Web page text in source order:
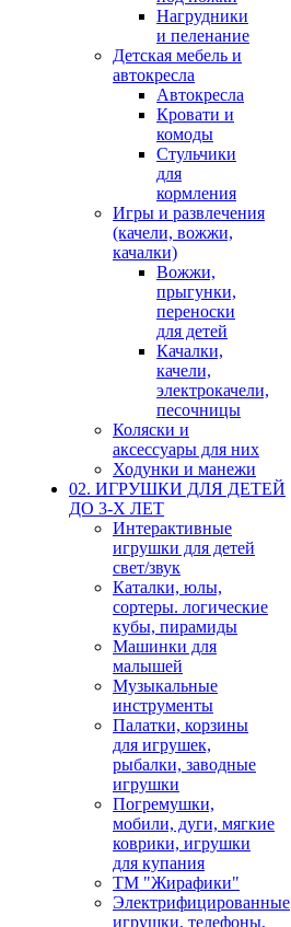
Нагрудники
и пеленание
Детская мебель и
автокресла
Автокресла
Кровати и
комоды
Стульчики
для
кормления
Игры и развлечения
(качели, вожжи,
качалки)
Вожжи,
прыгунки,
переноски
для детей
Качалки,
качели,
электрокачели,
песочницы
Коляски и
аксессуары для них
Ходунки и манежи
02. ИГРУШКИ ДЛЯ ДЕТЕЙ
ДО 3-Х ЛЕТ
Интерактивные
игрушки для детей
свет/звук
Каталки, юлы,
сортеры. логические
кубы, пирамиды
Машинки для
малышей
Музыкальные
инструменты
Палатки, корзины
для игрушек,
рыбалки, заводные
игрушки
Погремушки,
мобили, дуги, мягкие
коврики, игрушки
для купания
ТМ "Жирафики"
Электрифицированные
игрушки, телефоны,